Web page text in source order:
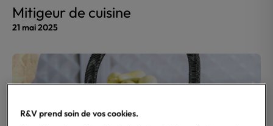
Mitigeur de cuisine
21 mai 2025
R&V prend soin de vos cookies.